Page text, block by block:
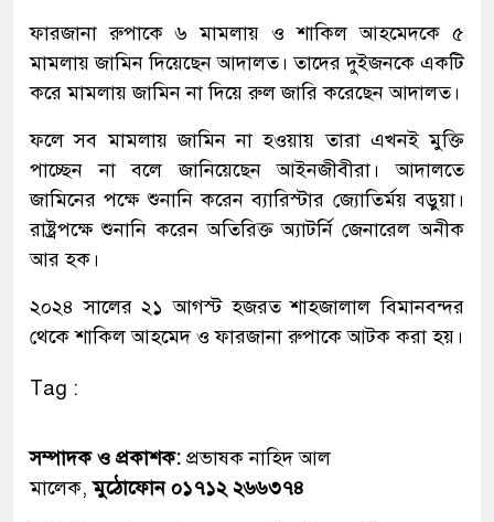
ফারজানা রুপাকে ৬ মামলায় ও শাকিল আহমেদকে ৫
মামলায় জামিন দিয়েছেন আদালত। তাদের দুইজনকে একটি
করে মামলায় জামিন না দিয়ে রুল জারি করেছেন আদালত।
ফলে সব মামলায় জামিন না হওয়ায় তারা এখনই মুক্তি
পাচ্ছেন না বলে জানিয়েছেন আইনজীবীরা। আদালতে
জামিনের পক্ষে শুনানি করেন ব্যারিস্টার জ্যোতির্ময় বড়ুয়া।
রাষ্ট্রপক্ষে শুনানি করেন অতিরিক্ত অ্যাটর্নি জেনারেল অনীক
আর হক।
২০২৪ সালের ২১ আগস্ট হজরত শাহজালাল বিমানবন্দর
থেকে শাকিল আহমেদ ও ফারজানা রুপাকে আটক করা হয়।
Tag :
সম্পাদক ও প্রকাশক: প্রভাষক নাহিদ আল
মালেক,মুঠোফোন ০১৭১২ ২৬৬৩৭৪